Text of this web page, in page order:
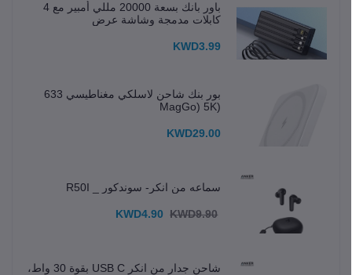
باور بانك بسعة 20000 مللي أمبير مع 4
كابلات مدمجة وشاشة عرض
KWD3.99
بور بنك شاحن لاسلكي مغناطيسي 633
(MagGo) 5K
KWD29.00
سماعه من انكر- سوندكور _ R50I
KWD4.90 KWD9.90
شاحن جدار من انكر USB C بقوة 30 واط،